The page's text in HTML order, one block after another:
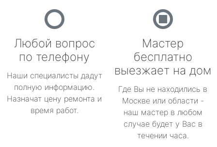
Любой вопрос
по телефону
Наши специалисты дадут
полную информацию.
Назначат цену ремонта и
время работ.
Мастер
бесплатно
выезжает на дом
Где Вы не находились в
Москве или области -
наш мастер в любом
случае будет у Вас в
течении часа.